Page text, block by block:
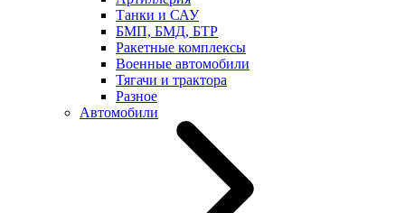
Танки и САУ
БМП, БМД, БТР
Ракетные комплексы
Военные автомобили
Тягачи и трактора
Разное
Автомобили